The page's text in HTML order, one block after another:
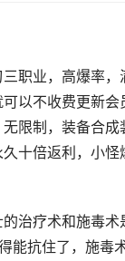
职业，高爆率，
以不收费更新会
限制，装备合成
十倍返利，小怪
治疗术和施毒术
能抗住了，施毒